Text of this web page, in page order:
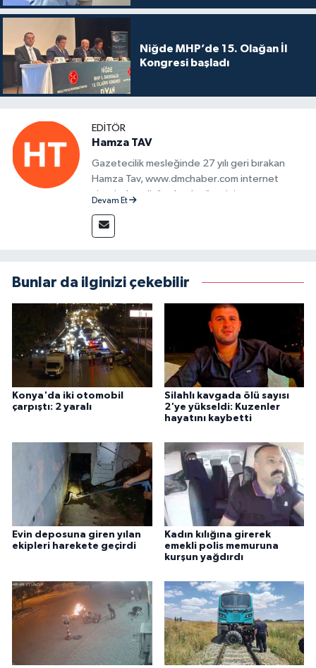
Niğde MHP’de 15. Olağan İl
Kongresi başladı
EDITÖR
Hamza TAV
Gazetecilik mesleğinde 27 yılı geri bırakan
Hamza Tav, www.dmchaber.com internet
sitesinde editör olarak görevini
Devam Et
Bunlar da ilginizi çekebilir
Konya'da iki otomobil
çarpıştı: 2 yaralı
Silahlı kavgada ölü sayısı
2'ye yükseldi: Kuzenler
hayatını kaybetti
Evin deposuna giren yılan
ekipleri harekete geçirdi
Kadın kılığına girerek
emekli polis memuruna
kurşun yağdırdı